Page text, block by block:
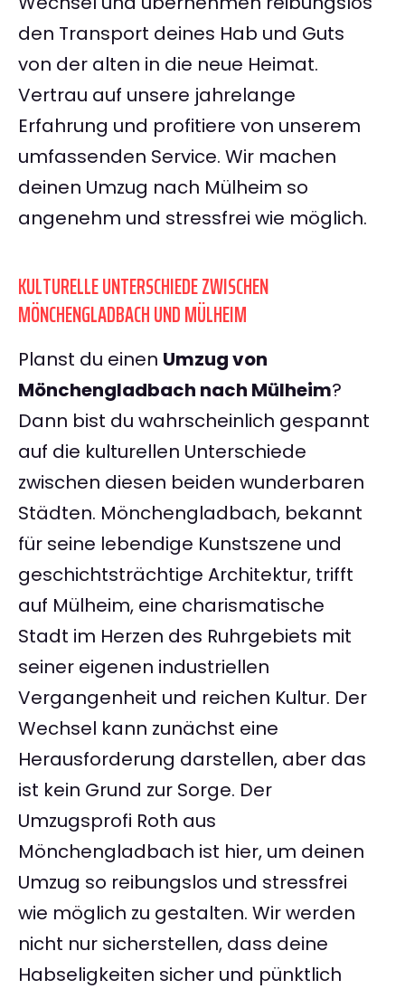
den Transport deines Hab und Guts
von der alten in die neue Heimat.
Vertrau auf unsere jahrelange
Erfahrung und profitiere von unserem
umfassenden Service. Wir machen
deinen Umzug nach Mülheim so
angenehm und stressfrei wie möglich.
KULTURELLE UNTERSCHIEDE ZWISCHEN
MÖNCHENGLADBACH UND MÜLHEIM
Planst du einen Umzug von
Mönchengladbach nach Mülheim?
Dann bist du wahrscheinlich gespannt
auf die kulturellen Unterschiede
zwischen diesen beiden wunderbaren
Städten. Mönchengladbach, bekannt
für seine lebendige Kunstszene und
geschichtsträchtige Architektur, trifft
auf Mülheim, eine charismatische
Stadt im Herzen des Ruhrgebiets mit
seiner eigenen industriellen
Vergangenheit und reichen Kultur. Der
Wechsel kann zunächst eine
Herausforderung darstellen, aber das
ist kein Grund zur Sorge. Der
Umzugsprofi Roth aus
Mönchengladbach ist hier, um deinen
Umzug so reibungslos und stressfrei
wie möglich zu gestalten. Wir werden
nicht nur sicherstellen, dass deine
Habseligkeiten sicher und pünktlich